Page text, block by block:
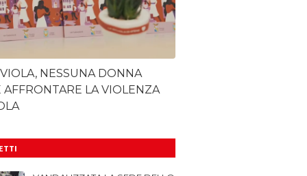
NESSUNA DONNA
AFFRONTARE LA VIOLENZA